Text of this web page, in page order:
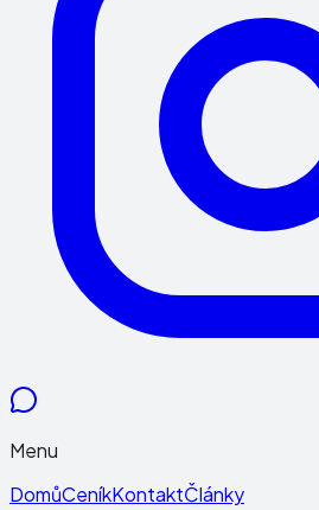
Menu
DomůCeníkKontaktČlánky